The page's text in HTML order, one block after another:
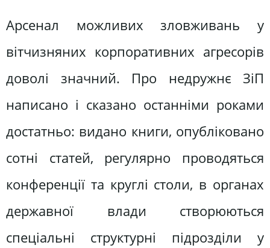
Арсенал можливих зловживань у
вітчизняних корпоративних агресорів
доволі значний. Про недружнє ЗіП
написано і сказано останніми роками
достатньо: видано книги, опубліковано
сотні статей, регулярно проводяться
конференції та круглі столи, в органах
державної влади створюються
спеціальні структурні підрозділи у